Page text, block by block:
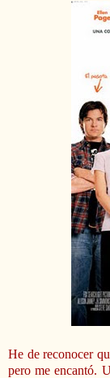
He de reconocer
pero me encantó.